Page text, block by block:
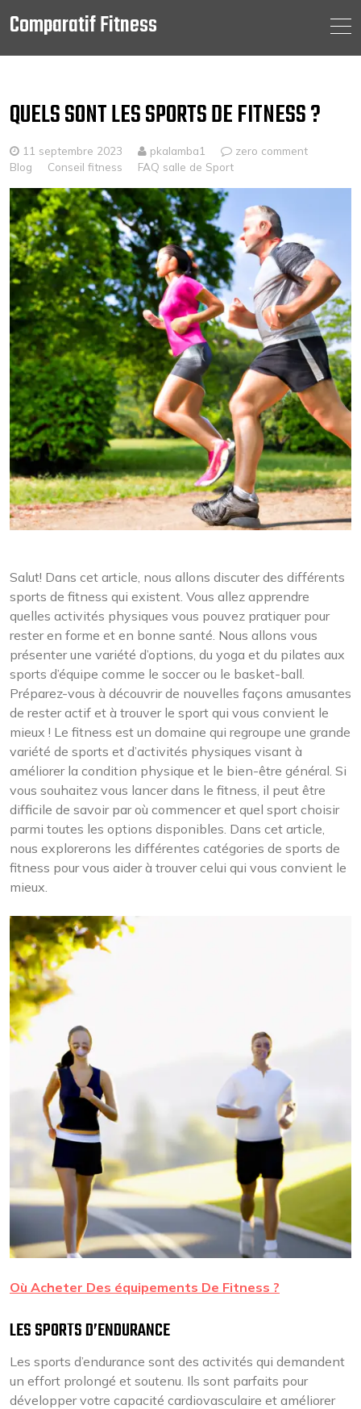
content
Comparatif Fitness
QUELS SONT LES SPORTS DE FITNESS ?
11 septembre 2023 pkalamba1
zero comment
Blog
Conseil fitness FAQ salle de Sport
Salut! Dans cet article, nous allons discuter des différents
sports de fitness qui existent. Vous allez apprendre
quelles activités physiques vous pouvez pratiquer pour
rester en forme et en bonne santé. Nous allons vous
présenter une variété d’options, du yoga et du pilates aux
sports d’équipe comme le soccer ou le basket-ball.
Préparez-vous à découvrir de nouvelles façons amusantes
de rester actif et à trouver le sport qui vous convient le
mieux ! Le fitness est un domaine qui regroupe une grande
variété de sports et d’activités physiques visant à
améliorer la condition physique et le bien-être général. Si
vous souhaitez vous lancer dans le fitness, il peut être
difficile de savoir par où commencer et quel sport choisir
parmi toutes les options disponibles. Dans cet article,
nous explorerons les différentes catégories de sports de
fitness pour vous aider à trouver celui qui vous convient le
mieux.
Où Acheter Des équipements De Fitness ?
LES SPORTS D’ENDURANCE
Les sports d’endurance sont des activités qui demandent
un effort prolongé et soutenu. Ils sont parfaits pour
développer votre capacité cardiovasculaire et améliorer